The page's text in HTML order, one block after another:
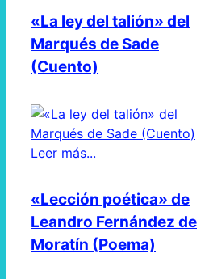
«La ley del talión» del
Marqués de Sade
(Cuento)
Leer más...
«Lección poética» de
Leandro Fernández de
Moratín (Poema)